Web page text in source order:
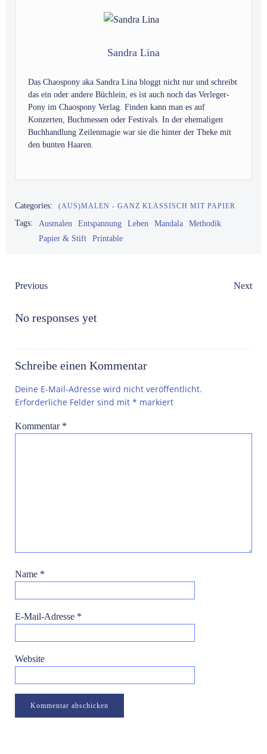
Sandra Lina
Das Chaospony aka Sandra Lina bloggt nicht nur und schreibt
das ein oder andere Büchlein, es ist auch noch das Verleger-
Pony im Chaospony Verlag. Finden kann man es auf
Konzerten, Buchmessen oder Festivals. In der ehemaligen
Buchhandlung Zeilenmagie war sie die hinter der Theke mit
den bunten Haaren.
Categories: (AUS)MALEN - GANZ KLASSISCH MIT PAPIER
Tags: Ausmalen Entspannung Leben Mandala
Methodik
Papier & Stift
Printable
Post
navigation
Previous Next
No responses yet
Schreibe einen Kommentar
Deine E-Mail-Adresse wird nicht veröffentlicht.
Erforderliche Felder sind mit * markiert
Kommentar *
Name *
E-Mail-Adresse *
Website